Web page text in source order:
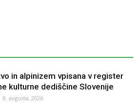
in alpinizem vpisana v register
kulturne dediščine Slovenije
8. avgusta, 2026